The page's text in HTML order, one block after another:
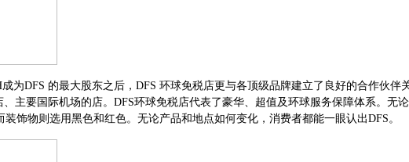
为DFS 的最大股东之后，DFS 环球免税店更与各顶级品牌建立了良好的合作伙
主要国际机场的店。DFS环球免税店代表了豪华、超值及环球服务保障体系。无
饰物则选用黑色和红色。无论产品和地点如何变化，消费者都能一眼认出DFS。